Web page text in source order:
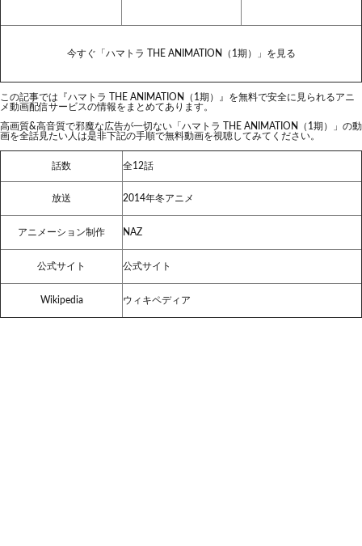
今すぐ「ハマトラ THE ANIMATION（1期）」を見る
この記事では『ハマトラ THE ANIMATION（1期）』を無料で安全に見られるアニ
メ動画配信サービスの情報をまとめてあります。
高画質&高音質で邪魔な広告が一切ない「ハマトラ THE ANIMATION（1期）」の動
画を全話見たい人は是非下記の手順で無料動画を視聴してみてください。
話数 全12話
放送 2014年冬アニメ
アニメーション制作 NAZ
公式サイト 公式サイト
Wikipedia ウィキペディア